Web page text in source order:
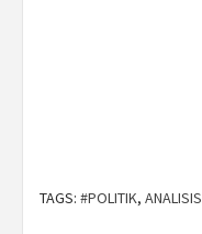
TAGS: #POLITIK, ANALISIS